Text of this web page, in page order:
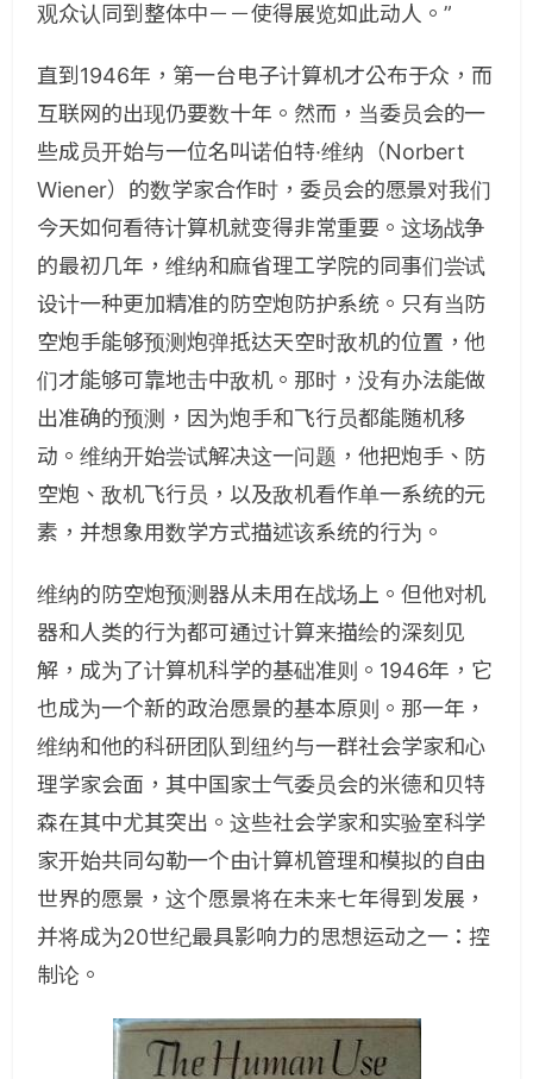
观众认同到整体中－－使得展览如此动人。”
直到1946年，第一台电子计算机才公布于众，而
互联网的出现仍要数十年。然而，当委员会的一
些成员开始与一位名叫诺伯特·维纳（Norbert
Wiener）的数学家合作时，委员会的愿景对我们
今天如何看待计算机就变得非常重要。这场战争
的最初几年，维纳和麻省理工学院的同事们尝试
设计一种更加精准的防空炮防护系统。只有当防
空炮手能够预测炮弹抵达天空时敌机的位置，他
们才能够可靠地击中敌机。那时，没有办法能做
出准确的预测，因为炮手和飞行员都能随机移
动。维纳开始尝试解决这一问题，他把炮手、防
空炮、敌机飞行员，以及敌机看作单一系统的元
素，并想象用数学方式描述该系统的行为。
维纳的防空炮预测器从未用在战场上。但他对机
器和人类的行为都可通过计算来描绘的深刻见
解，成为了计算机科学的基础准则。1946年，它
也成为一个新的政治愿景的基本原则。那一年，
维纳和他的科研团队到纽约与一群社会学家和心
理学家会面，其中国家士气委员会的米德和贝特
森在其中尤其突出。这些社会学家和实验室科学
家开始共同勾勒一个由计算机管理和模拟的自由
世界的愿景，这个愿景将在未来七年得到发展，
并将成为20世纪最具影响力的思想运动之一：控
制论。